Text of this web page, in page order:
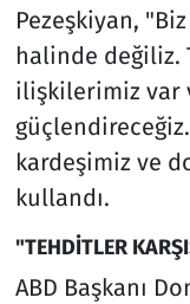
Pezeşkiyan,
halinde değiliz.
ilişkilerimiz var
kardeşimiz ve
kullandı.
"TEHDİTLER
ABD Başkanı